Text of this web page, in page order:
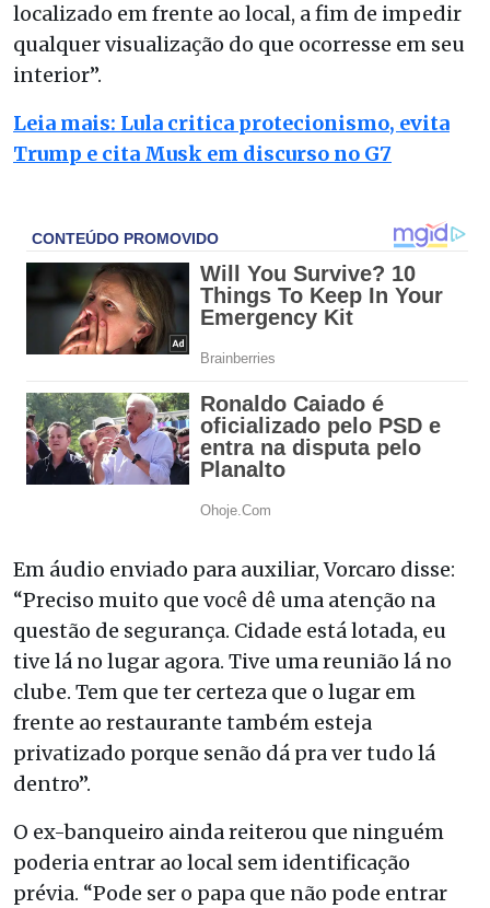
localizado em frente ao local, a fim de impedir
qualquer visualização do que ocorresse em seu
interior”.
Leia mais: Lula critica protecionismo, evita
Trump e cita Musk em discurso no G7
Em áudio enviado para auxiliar, Vorcaro disse:
“Preciso muito que você dê uma atenção na
questão de segurança. Cidade está lotada, eu
tive lá no lugar agora. Tive uma reunião lá no
clube. Tem que ter certeza que o lugar em
frente ao restaurante também esteja
privatizado porque senão dá pra ver tudo lá
dentro”.
O ex-banqueiro ainda reiterou que ninguém
poderia entrar ao local sem identificação
prévia. “Pode ser o papa que não pode entrar